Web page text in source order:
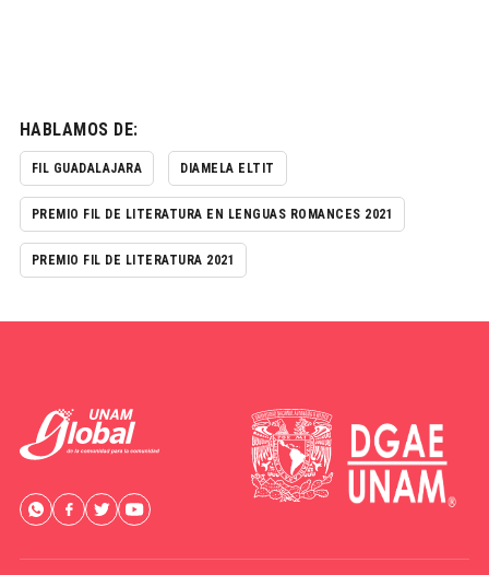
HABLAMOS DE:
FIL GUADALAJARA DIAMELA ELTIT
PREMIO FIL DE LITERATURA EN LENGUAS ROMANCES 2021
PREMIO FIL DE LITERATURA 2021